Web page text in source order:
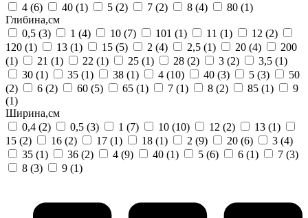
4 (6) 40 (1) 5 (2) 7 (2) 8 (4) 80 (1)
Глибина,см
0,5 (3) 1 (4) 10 (7) 101 (1) 11 (1) 12 (2)
120 (1) 13 (1) 15 (5) 2 (4) 2,5 (1) 20 (4)
200
(1)
21 (1) 22 (1) 25 (1) 28 (2) 3 (2) 3,5 (1)
30 (1) 35 (1) 38 (1) 4 (10) 40 (3) 5 (3)
50
(2)
6 (2) 60 (5) 65 (1) 7 (1) 8 (2) 85 (1)
9
(1)
Ширина,см
0,4 (2) 0,5 (3) 1 (7) 10 (10) 12 (2) 13 (1)
15 (2) 16 (2) 17 (1) 18 (1) 2 (9) 20 (6) 3 (4)
35 (1) 36 (2) 4 (9) 40 (1) 5 (6) 6 (1) 7 (3)
8 (3) 9 (1)